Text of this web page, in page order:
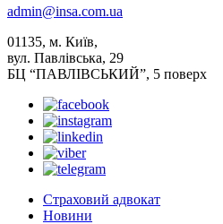
admin@insa.com.ua
01135, м. Київ,
вул. Павлівська, 29
БЦ “ПАВЛІВСЬКИЙ”, 5 поверх
Страховий адвокат
Новини